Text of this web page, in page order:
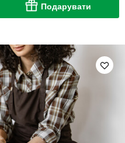
Подарувати